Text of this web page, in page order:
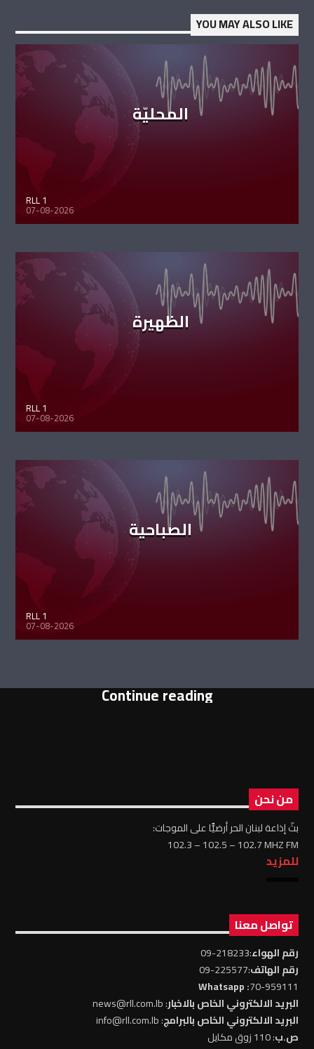
YOU MAY ALSO LIKE
المحليّة
RLL 1
07-08-2026
الظهيرة
RLL 1
07-08-2026
الصباحية
RLL 1
07-08-2026
Continue reading
من نحن
بثّ إذاعة لبنان الحر أرضيًّا على الموجات:
102.3 – 102.5 – 102.7 MHZ FM
للمزيد
تواصل معنا
رقم الهواء:218233-09
رقم الهاتف:225577-09
70-959111
: Whatsapp
البريد الالكتروني الخاص بالاخبار: news@rll.com.lb
البريد الالكتروني الخاص بالبرامج: info@rll.com.lb
ص.ب: 110 زوق مكايل